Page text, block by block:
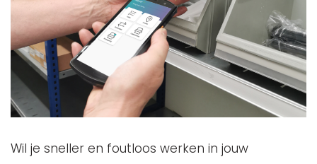
Wil je sneller en foutloos werken in jouw